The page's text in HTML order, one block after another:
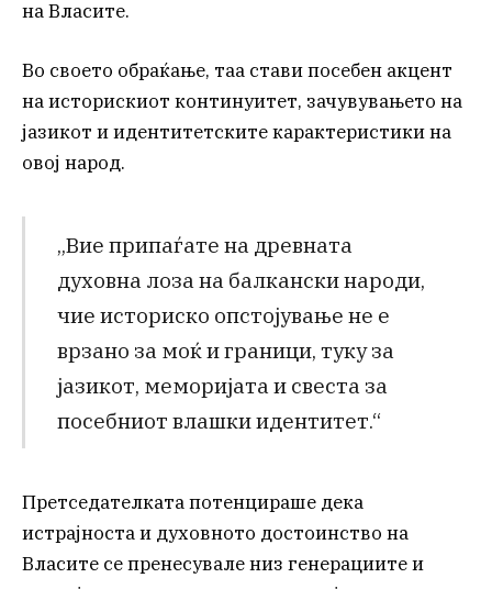
на Власите.
Во своето обраќање, таа стави посебен акцент
на историскиот континуитет, зачувувањето на
јазикот и идентитетските карактеристики на
овој народ.
„Вие припаѓате на древната
духовна лоза на балкански народи,
чие историско опстојување не е
врзано за моќ и граници, туку за
јазикот, меморијата и свеста за
посебниот влашки идентитет.“
Претседателката потенцираше дека
истрајноста и духовното достоинство на
Власите се пренесувале низ генерациите и